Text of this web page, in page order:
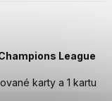
League
karty a 1 kartu